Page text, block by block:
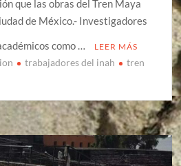
que las obras del Tren Maya
de México.- Investigadores
como …
LEER MÁS
trabajadores del inah
tren